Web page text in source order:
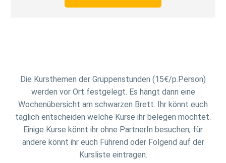
Die Kursthemen der Gruppenstunden (15€/p.Person)
werden vor Ort festgelegt. Es hängt dann eine
Wochenübersicht am schwarzen Brett. Ihr könnt euch
täglich entscheiden welche Kurse ihr belegen möchtet.
Einige Kurse könnt ihr ohne PartnerIn besuchen, für
andere könnt ihr euch Führend oder Folgend auf der
Kursliste eintragen.